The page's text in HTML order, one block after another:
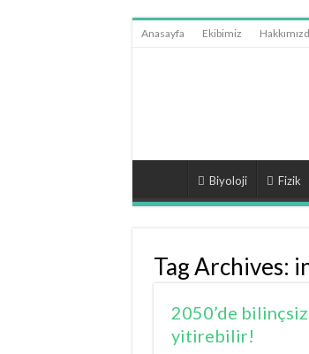
Anasayfa Ekibimiz
Biyoloji Fizik
Tag Archives:
2050’de
yitirebilir!